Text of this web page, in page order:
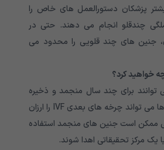
پزشکان دستورالعمل های خاص را
چندقلو انجام می دهند. حتی در
جنین های چند قلویی را محدود می
خواهید کرد؟
برای چند سال منجمد و ذخیره
شوند. انجماد جنین ها می تواند چرخه های بعدی IVF را ارزان
ممکن است جنین های منجمد استفاده
یک مرکز تحقیقاتی اهدا شوند.